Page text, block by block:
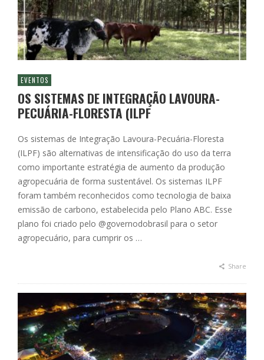
EVENTOS
OS SISTEMAS DE INTEGRAÇÃO LAVOURA-
PECUÁRIA-FLORESTA (ILPF
Os sistemas de Integração Lavoura-Pecuária-Floresta
(ILPF) são alternativas de intensificação do uso da terra
como importante estratégia de aumento da produção
agropecuária de forma sustentável. Os sistemas ILPF
foram também reconhecidos como tecnologia de baixa
emissão de carbono, estabelecida pelo Plano ABC. Esse
plano foi criado pelo @governodobrasil para o setor
agropecuário, para cumprir os …
Share